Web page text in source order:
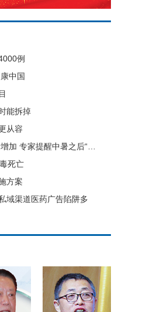
例
中国
能拆掉
从容
死亡
方案
域渠道医药广告陷阱多